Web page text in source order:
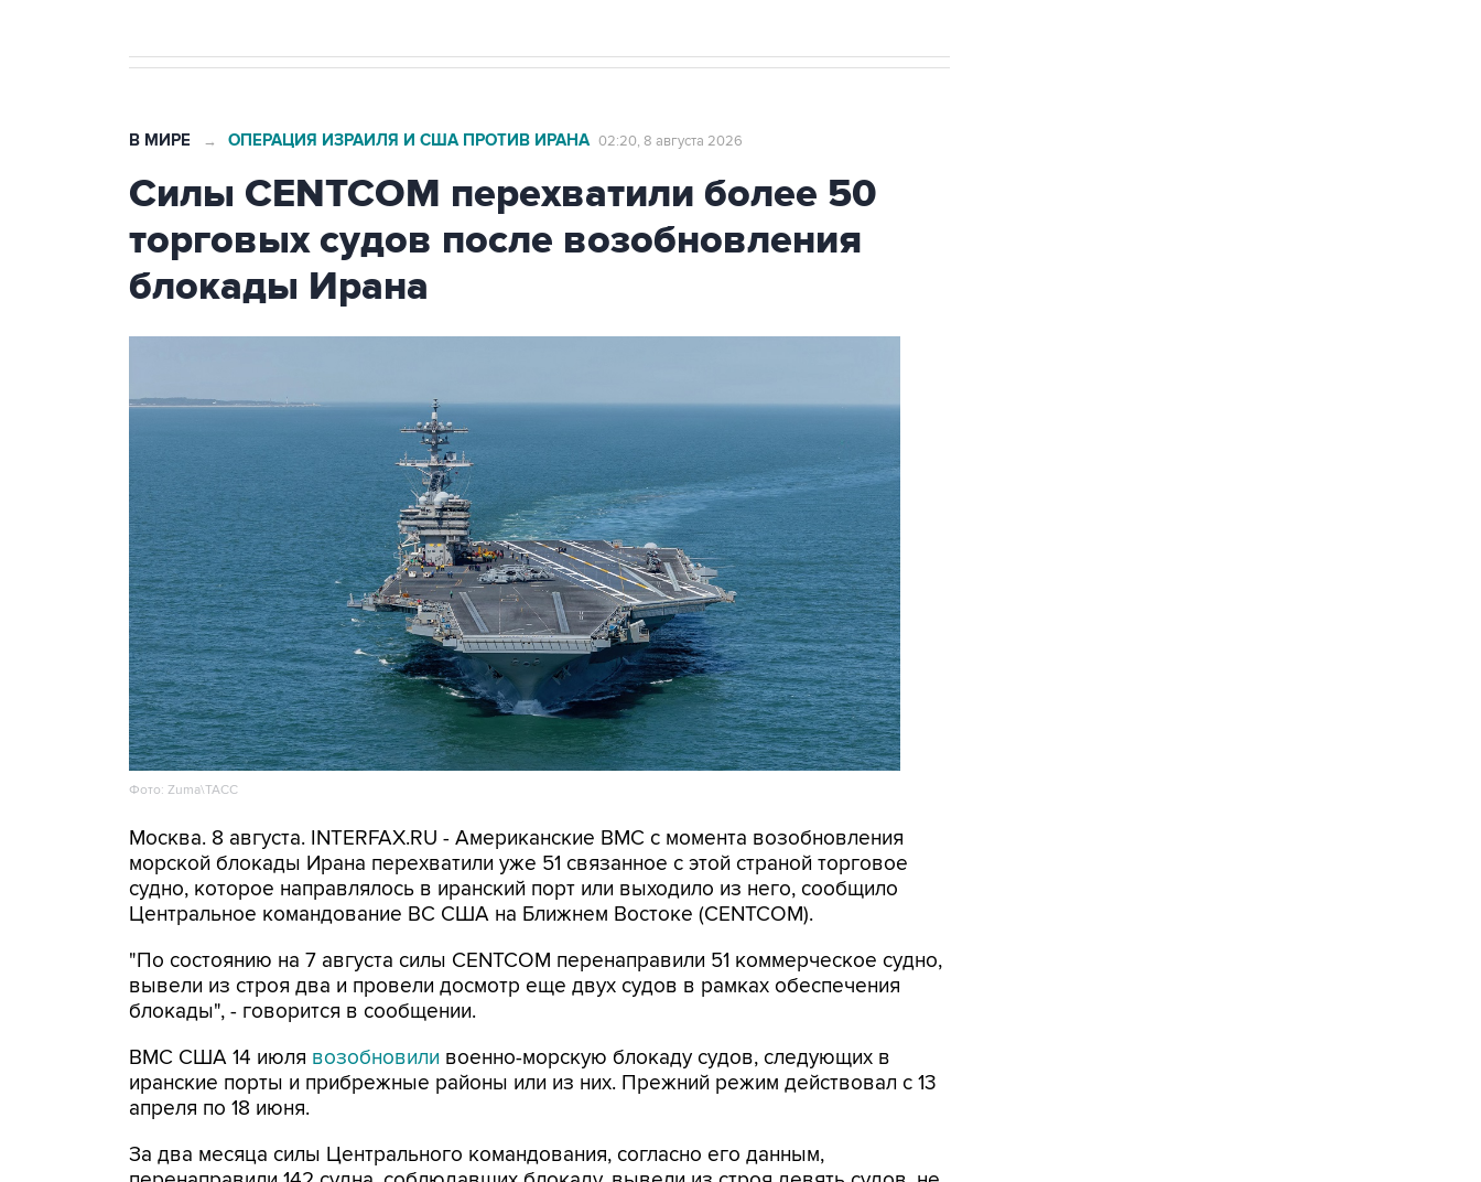
В МИРЕ → ОПЕРАЦИЯ ИЗРАИЛЯ И США ПРОТИВ ИРАНА 02:20, 8 августа 2026
Силы CENTCOM перехватили более 50
торговых судов после возобновления
блокады Ирана
Фото: Zuma\ТАСС
Москва. 8 августа. INTERFAX.RU - Американские ВМС с момента возобновления
морской блокады Ирана перехватили уже 51 связанное с этой страной торговое
судно, которое направлялось в иранский порт или выходило из него, сообщило
Центральное командование ВС США на Ближнем Востоке (CENTCOM).
"По состоянию на 7 августа силы CENTCOM перенаправили 51 коммерческое судно,
вывели из строя два и провели досмотр еще двух судов в рамках обеспечения
блокады", - говорится в сообщении.
ВМС США 14 июля возобновили военно-морскую блокаду судов, следующих в
иранские порты и прибрежные районы или из них. Прежний режим действовал с 13
апреля по 18 июня.
За два месяца силы Центрального командования, согласно его данным,